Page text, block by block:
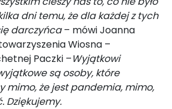
dni temu, że dla każdej z tych
darczyńca– mówi Joanna
Wiosna –
Paczki –Wyjątkowi
są osoby, które
mimo, że jest pandemia, mimo,
Dziękujemy.